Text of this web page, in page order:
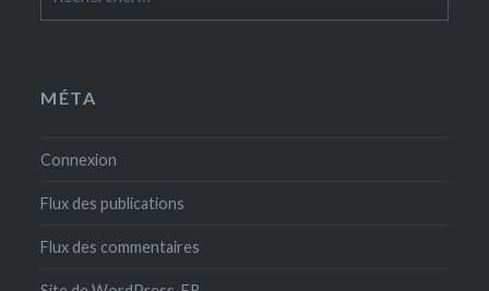
MÉTA
Connexion
Flux des publications
Flux des commentaires